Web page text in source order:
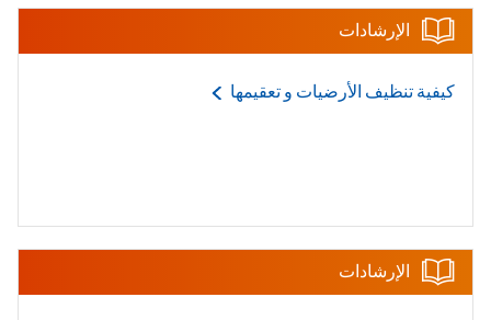
الإرشادات
كيفية تنظيف الأرضيات و تعقيمها
الإرشادات